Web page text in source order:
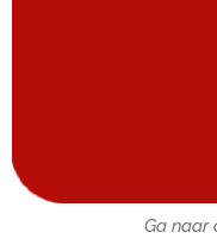
Ga naar